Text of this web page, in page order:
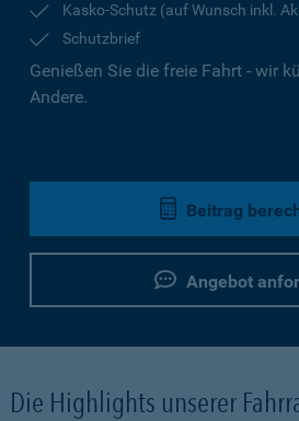
Kasko-Schutz (auf Wunsch inkl.
Schutzbrief
Genießen Sie die freie Fahrt - wir
Andere.
Beitrag
Angebot
Die Highlights unserer